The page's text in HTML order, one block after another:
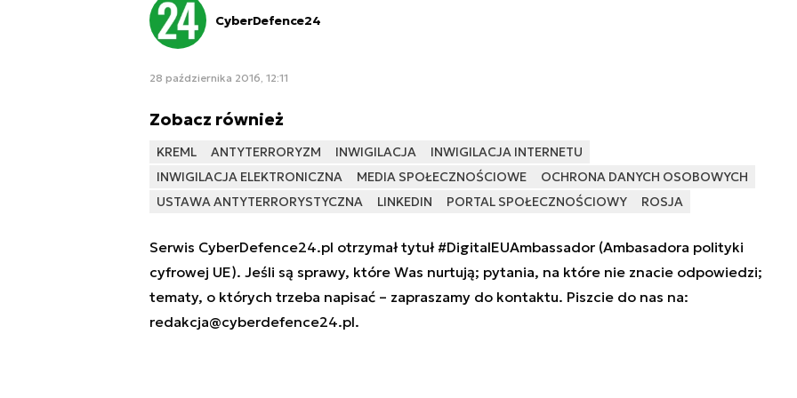
CyberDefence24
28 października 2016, 12:11
Zobacz również
KREML ANTYTERRORYZM INWIGILACJA
INWIGILACJA INTERNETU
INWIGILACJA ELEKTRONICZNA
MEDIA SPOŁECZNOŚCIOWE
OCHRONA DANYCH OSOBOWYCH
USTAWA ANTYTERRORYSTYCZNA
LINKEDIN PORTAL SPOŁECZNOŚCIOWY ROSJA
Serwis CyberDefence24.pl otrzymał tytuł #DigitalEUAmbassador (Ambasadora polityki
cyfrowej UE). Jeśli są sprawy, które Was nurtują; pytania, na które nie znacie odpowiedzi;
tematy, o których trzeba napisać – zapraszamy do kontaktu. Piszcie do nas na:
redakcja@cyberdefence24.pl.